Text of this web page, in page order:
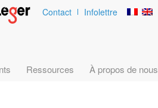
Contact Infolettre
Ressources À propos de nous